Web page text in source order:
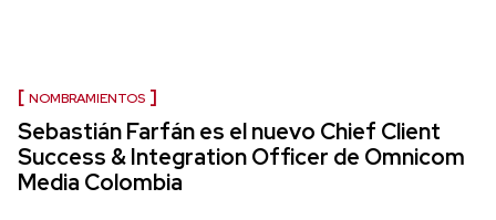
NOMBRAMIENTOS
Sebastián Farfán es el nuevo Chief Client
Success & Integration Officer de Omnicom
Media Colombia